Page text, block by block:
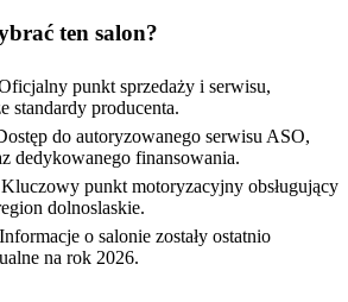
ten salon?
punkt sprzedaży i serwisu,
standardy producenta.
do autoryzowanego serwisu ASO,
dedykowanego finansowania.
Kluczowy punkt motoryzacyjny obsługujący
dolnoslaskie.
Informacje o salonie zostały ostatnio
na rok 2026.